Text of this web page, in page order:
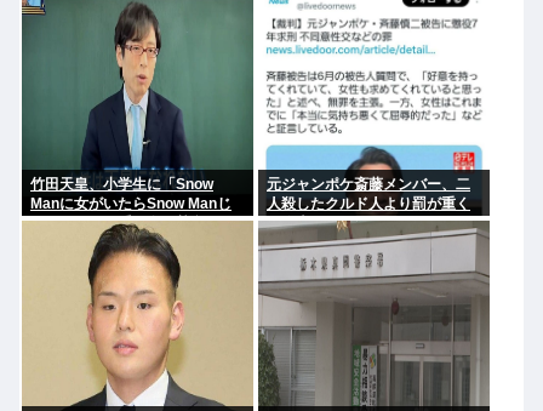
さんだけ言われるの？」 さい！」ケンモ、行くぞ
竹田天皇、小学生に「Snow
Manに女がいたらSnow Manじ
ゃない」で男系天皇を熱弁www
元ジャンポケ斎藤メンバー、二
人殺したクルド人より罰が重く
て炎上www